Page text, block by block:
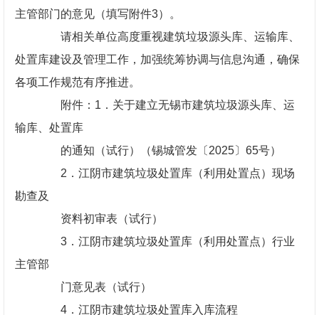
主管部门的意见（填写附件3）。
请相关单位高度重视建筑垃圾源头库、运输库、
处置库建设及管理工作，加强统筹协调与信息沟通，确保
各项工作规范有序推进。
附件：1．关于建立无锡市建筑垃圾源头库、运
输库、处置库
的通知（试行）（锡城管发〔2025〕65号）
2．江阴市建筑垃圾处置库（利用处置点）现场
勘查及
资料初审表（试行）
3．江阴市建筑垃圾处置库（利用处置点）行业
主管部
门意见表（试行）
4．江阴市建筑垃圾处置库入库流程